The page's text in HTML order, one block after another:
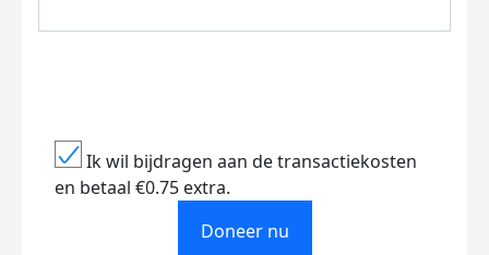
Ik wil bijdragen aan de transactiekosten
en betaal €0.75 extra.
Doneer nu